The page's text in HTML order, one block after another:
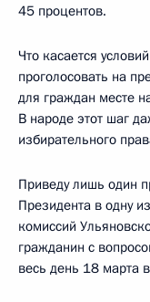
45 процентов.
Что касается
проголосовать на
для граждан месте
В народе этот шаг
избирательного
Приведу лишь один
Президента в одну
комиссий
гражданин с
весь день 18 марта